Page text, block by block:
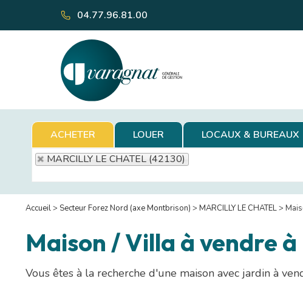
04.77.96.81.00
ACHETER LOUER
LOCAUX & BUREAUX
MARCILLY LE CHATEL (42130)
Accueil> Secteur Forez Nord (axe Montbrison) > MARCILLY LE CHATEL>
Maison / Villa à vendre à
Vous êtes à la recherche d'une maison avec jardin à